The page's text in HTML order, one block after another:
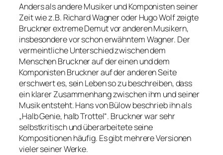
Anders als andere Musiker und Komponisten seiner
Zeit wie z.B. Richard Wagner oder Hugo Wolf zeigte
Bruckner extreme Demut vor anderen Musikern,
insbesondere vor schon erwähntem Wagner. Der
vermeintliche Unterschied zwischen dem
Menschen Bruckner auf der einen und dem
Komponisten Bruckner auf der anderen Seite
erschwert es, sein Leben so zu beschreiben, dass
ein klarer Zusammenhang zwischen ihm und seiner
Musik entsteht. Hans von Bülow beschrieb ihn als
„Halb Genie, halb Trottel“. Bruckner war sehr
selbstkritisch und überarbeitete seine
Kompositionen häufig. Es gibt mehrere Versionen
vieler seiner Werke.